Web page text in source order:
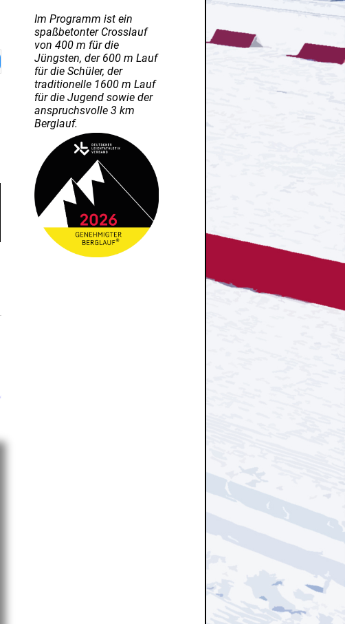
Im Programm ist ein
spaßbetonter Crosslauf
von 400 m für die
Jüngsten, der 600 m Lauf
für die Schüler, der
traditionelle 1600 m Lauf
für die Jugend sowie der
anspruchsvolle 3 km
Berglauf.